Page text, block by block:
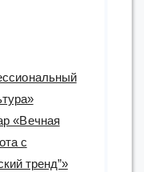
«Вечная
с
тренд”»